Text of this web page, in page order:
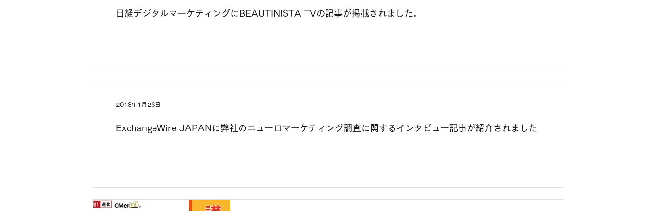
日経デジタルマーケティングにBEAUTINISTA TVの記事が掲載されました。
ExchangeWire JAPANに弊社のニューロマーケティング調査に関するインタビュー記事が紹介されました
2018年1月26日